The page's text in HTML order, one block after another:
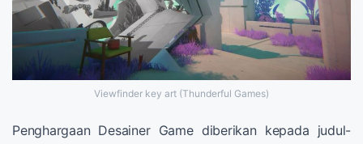
Viewfinder key art (Thunderful Games)
Penghargaan Desainer Game diberikan kepada judul-